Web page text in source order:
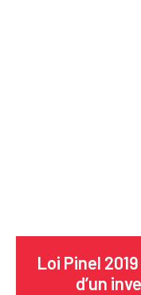
Loi Pinel
d’un